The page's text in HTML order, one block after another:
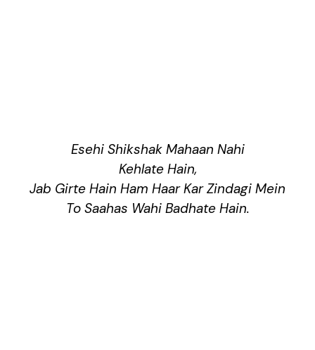
Esehi Shikshak Mahaan Nahi
Kehlate Hain,
Jab Girte Hain Ham Haar Kar Zindagi Mein
To Saahas Wahi Badhate Hain.